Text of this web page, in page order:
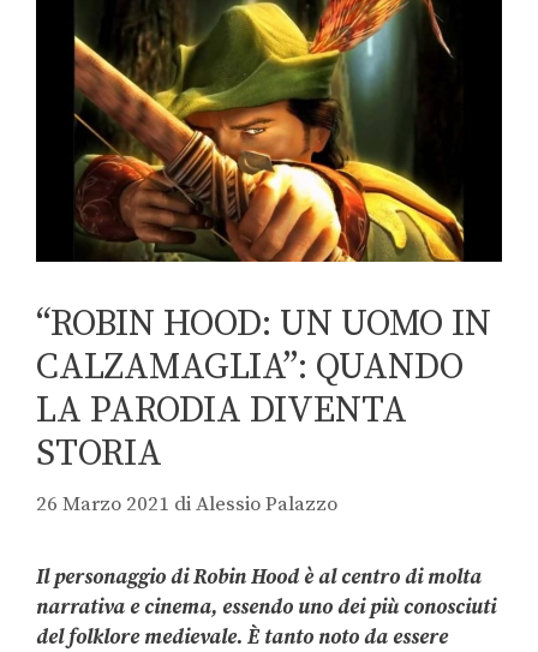
“ROBIN HOOD: UN UOMO IN
CALZAMAGLIA”: QUANDO
LA PARODIA DIVENTA
STORIA
26 Marzo 2021 diAlessio Palazzo
Il personaggio di Robin Hood è al centro di molta
narrativa e cinema, essendo uno dei più conosciuti
del folklore medievale. È tanto noto da essere